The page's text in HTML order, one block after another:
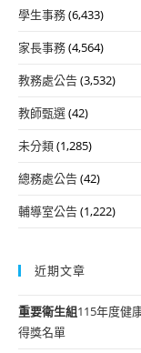
學生事務(6,433)
家長事務(4,564)
教務處公告(3,532)
教師甄選(42)
未分類(1,285)
總務處公告(42)
輔導室公告(1,222)
近期文章
重要衛生組115年度健
得獎名單